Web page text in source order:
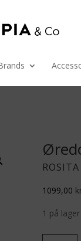
1099,00
1 på lager